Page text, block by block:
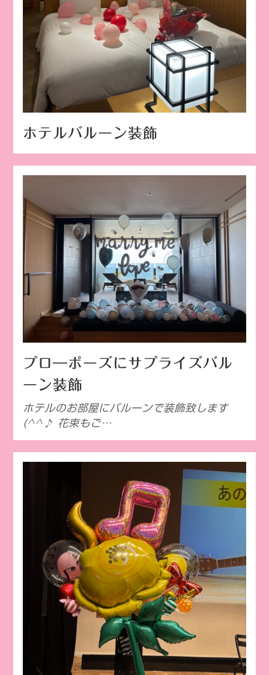
ホテルバルーン装飾
プロ―ポーズにサプライズバル
ーン装飾
ホテルのお部屋にバルーンで装飾致します
(^^♪ 花束もご…